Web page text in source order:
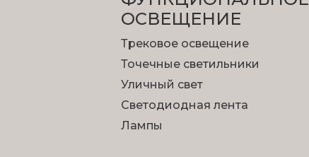
ОСВЕЩЕНИЕ
Трековое освещение
Точечные светильники
Уличный свет
Светодиодная лента
Лампы